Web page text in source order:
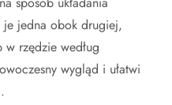
je jedna obok drugiej,
rzędzie według
wygląd i ułatwi